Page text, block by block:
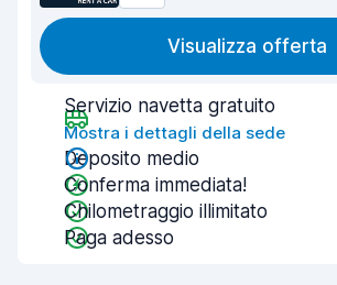
Visualizza offerta
Servizio navetta gratuito
Mostra i dettagli della sede
Deposito medio
Conferma immediata!
Chilometraggio illimitato
Paga adesso